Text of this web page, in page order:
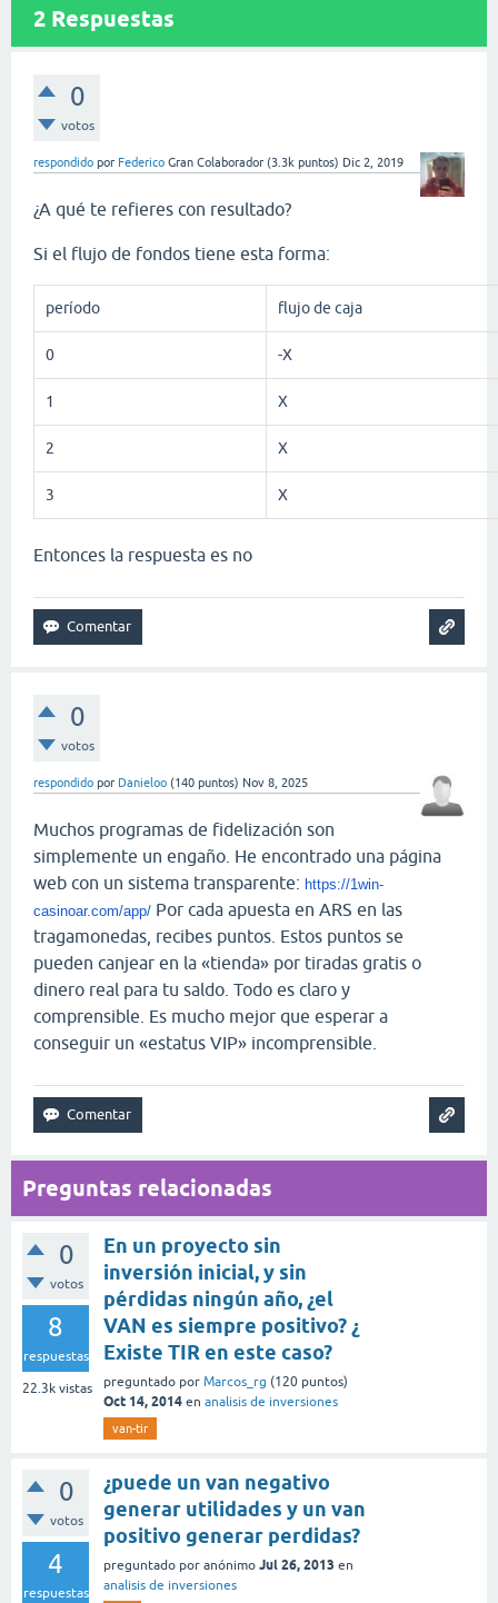
2 Respuestas
0
votos
respondido por Federico Gran Colaborador (3.3k puntos) Dic 2, 2019
¿A qué te refieres con resultado?
Si el flujo de fondos tiene esta forma:
período flujo de caja
0 -X
1 X
2 X
3 X
Entonces la respuesta es no
0
votos
respondido por Danieloo (140 puntos) Nov 8, 2025
Muchos programas de fidelización son
simplemente un engaño. He encontrado una página
web con un sistema transparente: https://1win-
casinoar.com/app/ Por cada apuesta en ARS en las
tragamonedas, recibes puntos. Estos puntos se
pueden canjear en la «tienda» por tiradas gratis o
dinero real para tu saldo. Todo es claro y
comprensible. Es mucho mejor que esperar a
conseguir un «estatus VIP» incomprensible.
Preguntas relacionadas
0
votos
8
respuestas
22.3k vistas
En un proyecto sin
inversión inicial, y sin
pérdidas ningún año, ¿el
VAN es siempre positivo? ¿
Existe TIR en este caso?
preguntado por Marcos_rg (120 puntos)
Oct 14, 2014 en analisis de inversiones
van-tir
0
votos
4
respuestas
¿puede un van negativo
generar utilidades y un van
positivo generar perdidas?
preguntado por anónimo Jul 26, 2013 en
analisis de inversiones